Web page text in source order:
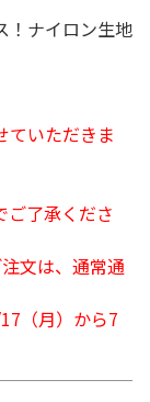
！ナイロン生地
ていただきま
ご了承くださ
文は、通常通
（月）から7